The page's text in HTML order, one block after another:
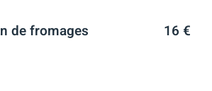
de fromages 16 €